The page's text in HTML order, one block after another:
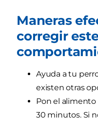
Maneras
corregir
Ayuda a tu
existen otras
Pon el
30 minutos. Si